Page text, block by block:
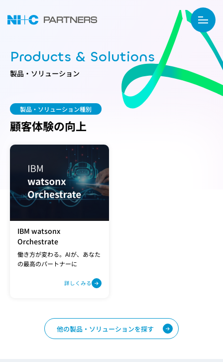
Products & Solutions
製品・ソリューション
製品・ソリューション種別
顧客体験の向上
IBM watsonx
Orchestrate
働き方が変わる。AIが、あなた
の最高のパートナーに
詳しくみる
他の製品・ソリューションを探す